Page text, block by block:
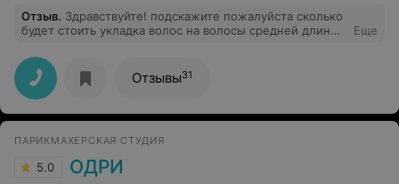
Отзыв. Здравствуйте! подскажите пожалуйста сколько
будет стоить укладка волос на волосы средней длины
Еще
Отзывы31
ПАРИКМАХЕРСКАЯ СТУДИЯ
5.0 ОДРИ